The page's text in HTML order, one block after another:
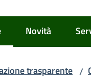
Novità
trasparente /